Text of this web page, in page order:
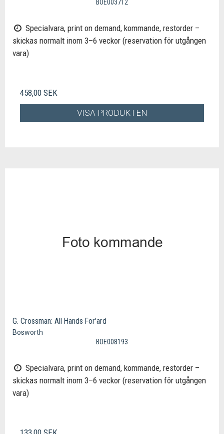
BOE003712
Specialvara, print on demand, kommande, restorder –
skickas normalt inom 3–6 veckor (reservation för utgången
vara)
458,00 SEK
VISA PRODUKTEN
G. Crossman: All Hands For'ard
Bosworth
BOE008193
Specialvara, print on demand, kommande, restorder –
skickas normalt inom 3–6 veckor (reservation för utgången
vara)